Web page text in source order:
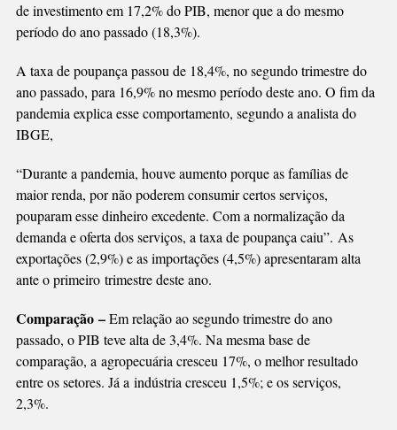
de investimento em 17,2% do PIB, menor que a do mesmo
período do ano passado (18,3%).
A taxa de poupança passou de 18,4%, no segundo trimestre do
ano passado, para 16,9% no mesmo período deste ano. O fim da
pandemia explica esse comportamento, segundo a analista do
IBGE,
“Durante a pandemia, houve aumento porque as famílias de
maior renda, por não poderem consumir certos serviços,
pouparam esse dinheiro excedente. Com a normalização da
demanda e oferta dos serviços, a taxa de poupança caiu”. As
exportações (2,9%) e as importações (4,5%) apresentaram alta
ante o primeiro trimestre deste ano.
Comparação –Em relação ao segundo trimestre do ano
passado, o PIB teve alta de 3,4%. Na mesma base de
comparação, a agropecuária cresceu 17%, o melhor resultado
entre os setores. Já a indústria cresceu 1,5%; e os serviços,
2,3%.